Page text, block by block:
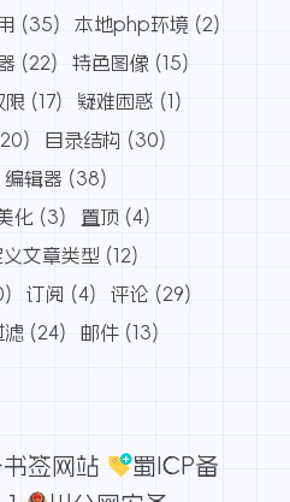
(35) 本地php环境 (2)
(22) 特色图像 (15)
限 (17) 疑难困惑 (1)
目录结构 (30)
编辑器 (38)
化 (3) 置顶 (4)
义文章类型 (12)
订阅 (4) 评论 (29)
滤 (24) 邮件 (13)
签网站
蜀ICP备